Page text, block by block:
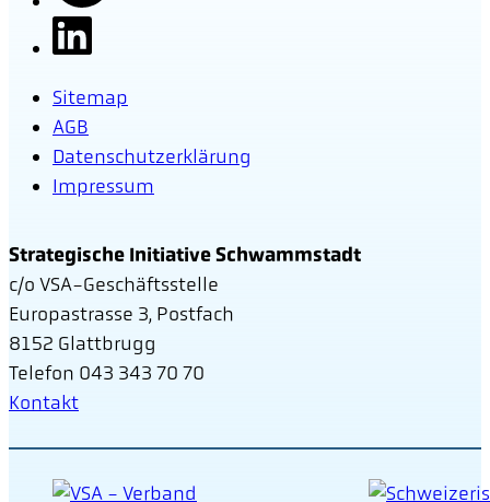
Sitemap
AGB
Datenschutzerklärung
Impressum
Strategische Initiative Schwammstadt
c/o VSA-Geschäftsstelle
Europastrasse 3, Postfach
8152 Glattbrugg
Telefon 043 343 70 70
Kontakt